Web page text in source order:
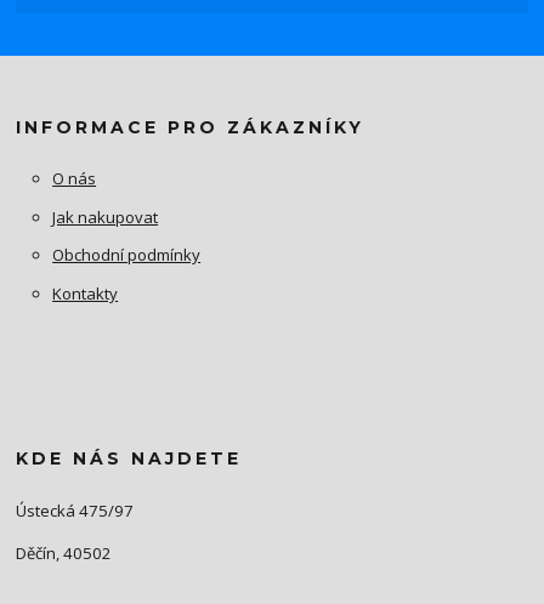
INFORMACE PRO ZÁKAZNÍKY
O nás
Jak nakupovat
Obchodní podmínky
Kontakty
KDE NÁS NAJDETE
Ústecká 475/97
Děčín, 40502